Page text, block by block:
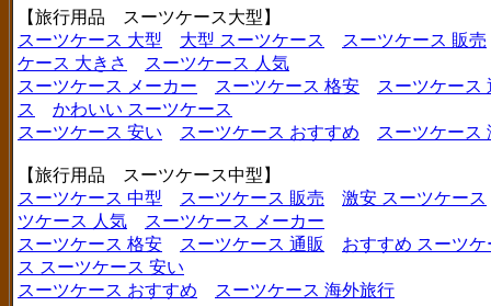
【旅行用品 スーツケース大型】
スーツケース 大型
大型 スーツケース
スーツケース 販売
ケース 大きさ
スーツケース 人気
スーツケース メーカー
スーツケース 格安
スーツケース
ス
かわいい スーツケース
スーツケース 安い
スーツケース おすすめ スーツケース
【旅行用品 スーツケース中型】
スーツケース 中型
スーツケース 販売
激安 スーツケース
ツケース 人気
スーツケース メーカー
スーツケース 格安
スーツケース 通販
おすすめ スーツケ
ス スーツケース 安い
スーツケース おすすめ
スーツケース 海外旅行